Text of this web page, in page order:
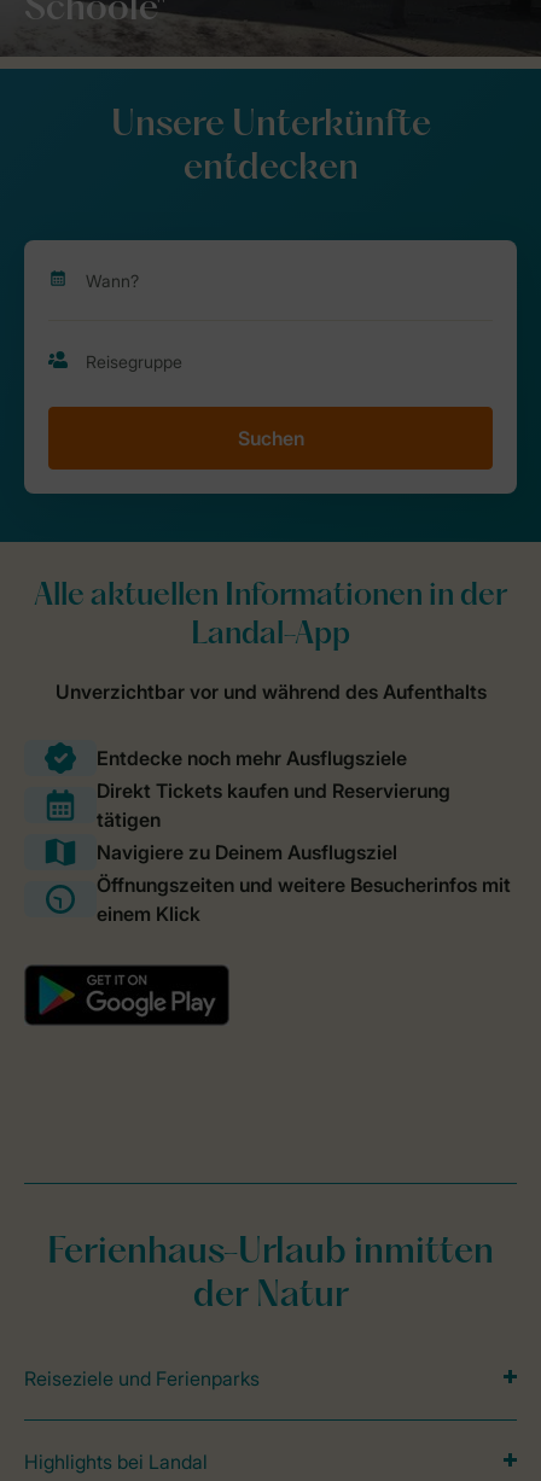
Schoole"
Unsere Unterkünfte
entdecken
Suchen
Ferienhaus-Urlaub inmitten
der Natur
Reiseziele und Ferienparks
Highlights bei Landal